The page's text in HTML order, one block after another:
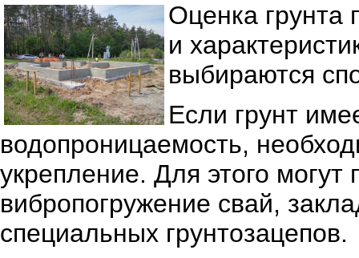
Оценка грунта
и
выбираются
Если грунт
водопроницаемость,
укрепление. Для этого
вибропогружение свай,
специальных грунтозацепов.